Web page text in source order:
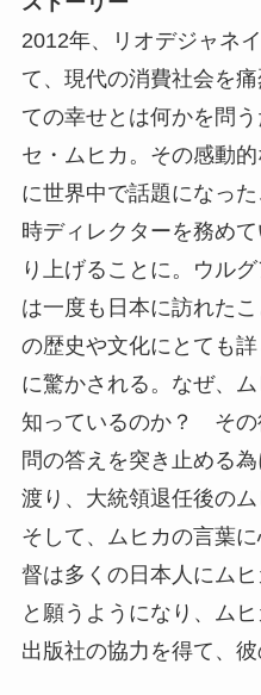
2012年、リオデジャネ
て、現代の消費社会を
ての幸せとは何かを問
セ・ムヒカ。その感動
に世界中で話題になっ
時ディレクターを務め
り上げることに。ウル
は一度も日本に訪れた
の歴史や文化にとても
に驚かされる。なぜ、
知っているのか？ その
問の答えを突き止める
渡り、大統領退任後のム
そして、ムヒカの言葉
督は多くの日本人にム
と願うようになり、ム
出版社の協力を得て、